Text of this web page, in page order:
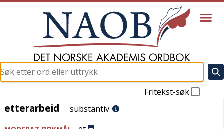
Fritekst-søk
etterarbeid
etterarbeid substantiv